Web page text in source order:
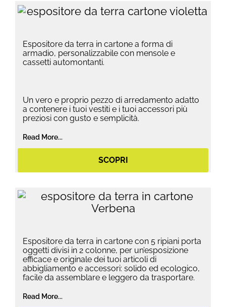
Espositore da terra in cartone a forma di
armadio, personalizzabile con mensole e
cassetti automontanti.
Un vero e proprio pezzo di arredamento adatto
a contenere i tuoi vestiti e i tuoi accessori più
preziosi con gusto e semplicità.
Read More...
SCOPRI
Espositore da terra in cartone con 5 ripiani porta
oggetti divisi in 2 colonne, per un’esposizione
efficace e originale dei tuoi articoli di
abbigliamento e accessori: solido ed ecologico,
facile da assemblare e leggero da trasportare.
Read More...